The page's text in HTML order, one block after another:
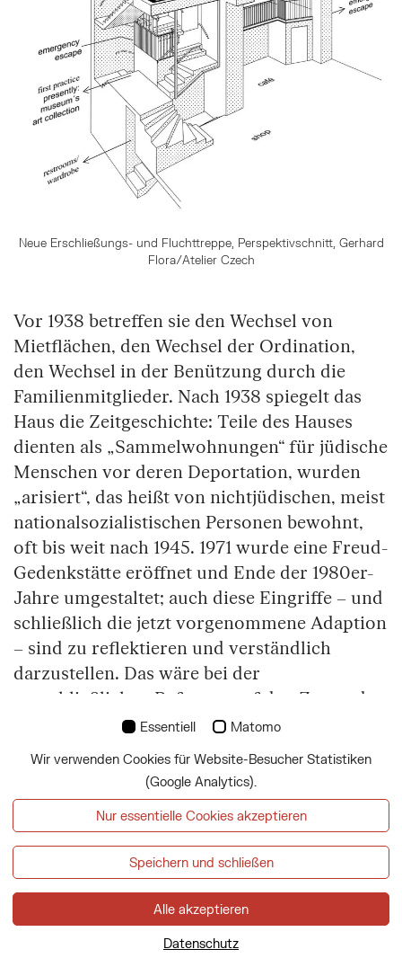
Neue Erschließungs- und Fluchttreppe, Perspektivschnitt, Gerhard
Flora/Atelier Czech
Vor 1938 betreffen sie den Wechsel von
Mietflächen, den Wechsel der Ordination,
den Wechsel in der Benützung durch die
Familienmitglieder. Nach 1938 spiegelt das
Haus die Zeitgeschichte: Teile des Hauses
dienten als „Sammelwohnungen“ für jüdische
Menschen vor deren Deportation, wurden
„arisiert“, das heißt von nichtjüdischen, meist
nationalsozialistischen Personen bewohnt,
oft bis weit nach 1945. 1971 wurde eine Freud-
Gedenkstätte eröffnet und Ende der 1980er-
Jahre umgestaltet; auch diese Eingriffe – und
schließlich die jetzt vorgenommene Adaption
– sind zu reflektieren und verständlich
darzustellen. Das wäre bei der
ausschließlichen Referenz auf den Zustand
von 1938 nicht möglich.
Die Quellen für diese Information sind neben
der Literatur (Beschreibungen, Briefe), die
von der wissenschaftlichen Leitung des
Museums, Daniela Finzi, gesammelt wurde,
restauratorischen Befundungen von Wand-,
Decken- und Bodenflächen von Hans
Hoffmann und aktuell vom Team Riff OG,
schließlich in Verbindung damit Foto- und
Essentiell Matomo
Wir verwenden Cookies für Website-Besucher Statistiken
(Google Analytics).
Nur essentielle Cookies akzeptieren
Speichern und schließen
Alle akzeptieren
Datenschutz